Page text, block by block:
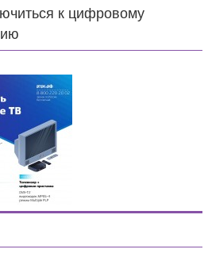
к цифровому